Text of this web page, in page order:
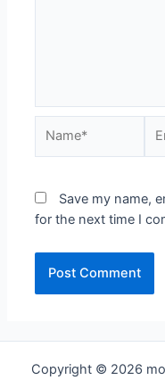
Save my name,
for the next time I
Copyright © 2026